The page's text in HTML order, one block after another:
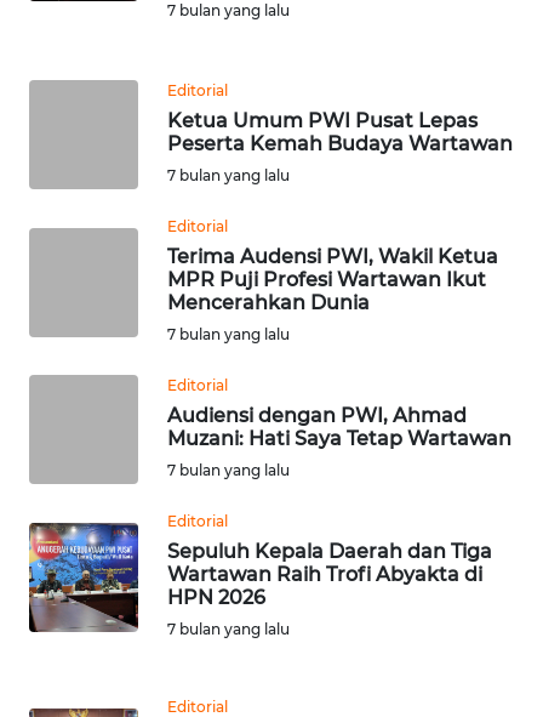
7 bulan yang lalu
Editorial
Ketua Umum PWI Pusat Lepas
Peserta Kemah Budaya Wartawan
7 bulan yang lalu
Editorial
Terima Audensi PWI, Wakil Ketua
MPR Puji Profesi Wartawan Ikut
Mencerahkan Dunia
7 bulan yang lalu
Editorial
Audiensi dengan PWI, Ahmad
Muzani: Hati Saya Tetap Wartawan
7 bulan yang lalu
Editorial
Sepuluh Kepala Daerah dan Tiga
Wartawan Raih Trofi Abyakta di
HPN 2026
7 bulan yang lalu
Editorial
WN
SULSEL
SULUT
WN
MALUKU